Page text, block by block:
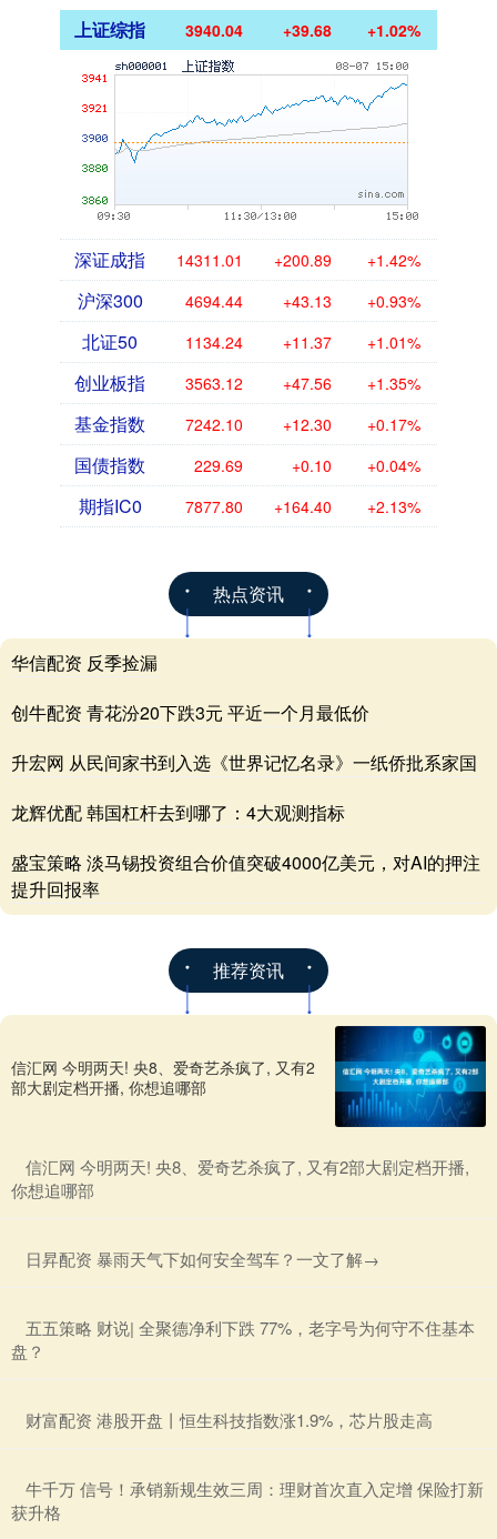
上证综指 3940.04 +39.68 +1.02%
深证成指 14311.01 +200.89 +1.42%
沪深300 4694.44 +43.13 +0.93%
北证50 1134.24 +11.37 +1.01%
创业板指 3563.12 +47.56 +1.35%
基金指数 7242.10 +12.30 +0.17%
国债指数 229.69 +0.10 +0.04%
期指IC0 7877.80 +164.40 +2.13%
热点资讯
华信配资 反季捡漏
创牛配资 青花汾20下跌3元 平近一个月最低价
升宏网 从民间家书到入选《世界记忆名录》一纸侨批系家国
龙辉优配 韩国杠杆去到哪了：4大观测指标
盛宝策略 淡马锡投资组合价值突破4000亿美元，对AI的押注
提升回报率
推荐资讯
信汇网 今明两天! 央8、爱奇艺杀疯了, 又有2
部大剧定档开播, 你想追哪部
​信汇网 今明两天! 央8、爱奇艺杀疯了, 又有2部大剧定档开播,
你想追哪部
​日昇配资 暴雨天气下如何安全驾车？一文了解→
​五五策略 财说| 全聚德净利下跌 77%，老字号为何守不住基本
盘？
​财富配资 港股开盘丨恒生科技指数涨1.9%，芯片股走高
​牛千万 信号！承销新规生效三周：理财首次直入定增 保险打新
获升格